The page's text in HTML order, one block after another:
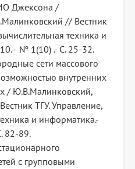
Джексона /
// Вестник
техника и
№ 1(10) .- С. 25-32.
сети массового
внутренних
/ Ю.В.Малинковский,
ТГУ. Управление,
и информатика.-
82-89.
с групповыми